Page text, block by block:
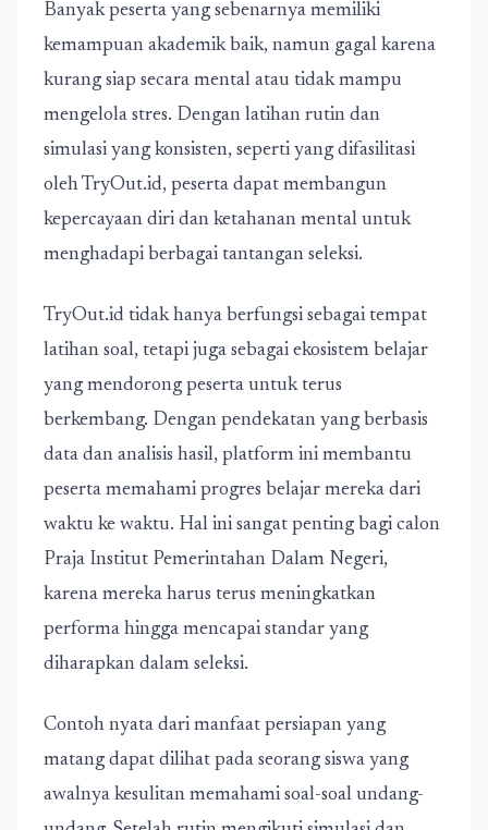
Banyak peserta yang sebenarnya memiliki
kemampuan akademik baik, namun gagal karena
kurang siap secara mental atau tidak mampu
mengelola stres. Dengan latihan rutin dan
simulasi yang konsisten, seperti yang difasilitasi
oleh TryOut.id, peserta dapat membangun
kepercayaan diri dan ketahanan mental untuk
menghadapi berbagai tantangan seleksi.
TryOut.id tidak hanya berfungsi sebagai tempat
latihan soal, tetapi juga sebagai ekosistem belajar
yang mendorong peserta untuk terus
berkembang. Dengan pendekatan yang berbasis
data dan analisis hasil, platform ini membantu
peserta memahami progres belajar mereka dari
waktu ke waktu. Hal ini sangat penting bagi calon
Praja Institut Pemerintahan Dalam Negeri,
karena mereka harus terus meningkatkan
performa hingga mencapai standar yang
diharapkan dalam seleksi.
Contoh nyata dari manfaat persiapan yang
matang dapat dilihat pada seorang siswa yang
awalnya kesulitan memahami soal-soal undang-